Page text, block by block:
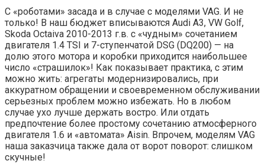
С «роботами» засада и в случае с моделями VAG. И не
только! В наш бюджет вписываются Audi A3, VW Golf,
Skoda Octaiva 2010-2013 г.в. с «чудным» сочетанием
двигателя 1.4 TSI и 7-ступенчатой DSG (DQ200) — на
долю этого мотора и коробки приходится наибольшее
число «страшилок»! Как показывает практика, с этим
можно жить: агрегаты модернизировались, при
аккуратном обращении и своевременном обслуживании
серьезных проблем можно избежать. Но в любом
случае ухо лучше держать востро. Или отдать
предпочтение более простому сочетанию атмосферного
двигателя 1.6 и «автомата» Aisin. Впрочем, моделям VAG
наша заказчица также дала от ворот поворот: слишком
скучные!